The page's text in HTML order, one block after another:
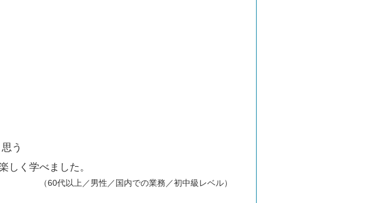
う
しく学べました。
（60代以上／男性／国内での業務／初中級レベル）